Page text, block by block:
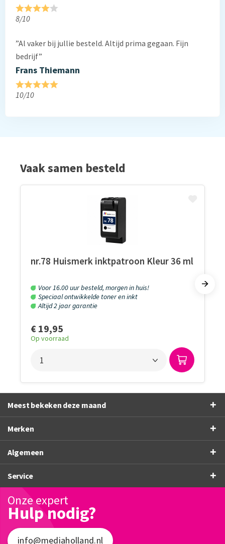
8/10
”Al vaker bij jullie besteld. Altijd prima gegaan. Fijn
bedrijf”
Frans Thiemann
10/10
Vaak samen besteld
nr.78 Huismerk inktpatroon Kleur 36 ml
Voor 16.00 uur besteld, morgen in huis!
Speciaal ontwikkelde toner en inkt
Altijd 2 jaar garantie
€ 19,95
Op voorraad
Meest bekeken deze maand
Merken
Algemeen
Service
Onze expert
Hulp nodig?
info@mediaholland.nl